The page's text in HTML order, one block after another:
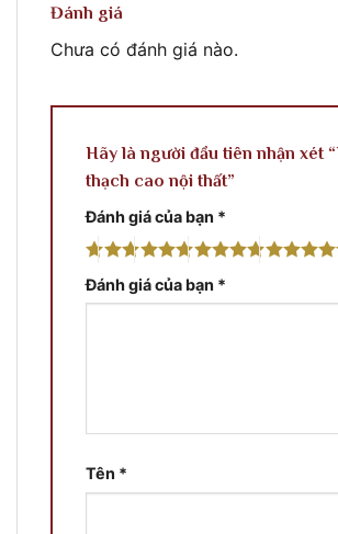
Đánh giá
Chưa có đánh giá nào.
Hãy là người đầu tiên nhận xét
thạch cao nội thất”
Đánh giá của bạn *
Đánh giá của bạn *
Tên *